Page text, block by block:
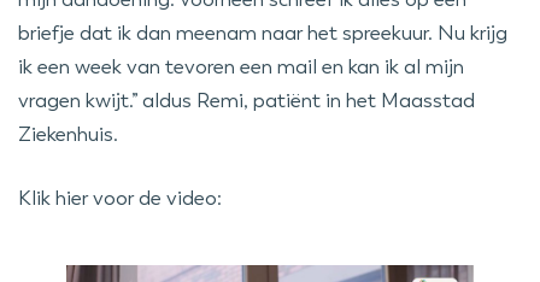
briefje dat ik dan meenam naar het spreekuur. Nu krijg
ik een week van tevoren een mail en kan ik al mijn
vragen kwijt.” aldus Remi, patiënt in het Maasstad
Ziekenhuis.
Klik hier voor de video: